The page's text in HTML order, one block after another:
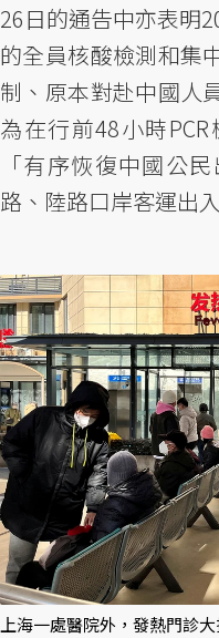
26日的通告中亦表明
的全員核酸檢測和集
制、原本對赴中國人
為在行前48小時
「有序恢復中國公
路、陸路口岸客運出
上海一處醫院外，發熱門診